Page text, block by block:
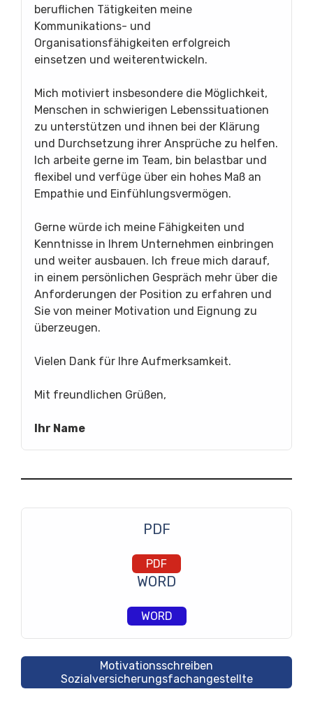
beruflichen Tätigkeiten meine
Kommunikations- und
Organisationsfähigkeiten erfolgreich
einsetzen und weiterentwickeln.
Mich motiviert insbesondere die Möglichkeit,
Menschen in schwierigen Lebenssituationen
zu unterstützen und ihnen bei der Klärung
und Durchsetzung ihrer Ansprüche zu helfen.
Ich arbeite gerne im Team, bin belastbar und
flexibel und verfüge über ein hohes Maß an
Empathie und Einfühlungsvermögen.
Gerne würde ich meine Fähigkeiten und
Kenntnisse in Ihrem Unternehmen einbringen
und weiter ausbauen. Ich freue mich darauf,
in einem persönlichen Gespräch mehr über die
Anforderungen der Position zu erfahren und
Sie von meiner Motivation und Eignung zu
überzeugen.
Vielen Dank für Ihre Aufmerksamkeit.
Mit freundlichen Grüßen,
Ihr Name
PDF
PDF
WORD
WORD
Motivationsschreiben
Sozialversicherungsfachangestellte